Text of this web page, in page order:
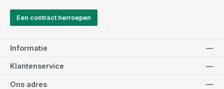
Een contract herroepen
Informatie
Klantenservice
Ons adres